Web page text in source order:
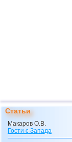
Статьи
Макаров О.В.
Гости с Запада